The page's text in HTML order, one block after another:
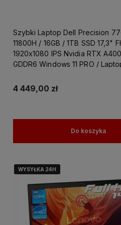
Szybki Laptop Dell Precision
11800H / 16GB / 1TB SSD 17,3"
1920x1080 IPS Nvidia RTX
GDDR6 Windows 11 PRO /
4 449,00 zł
Do koszyka
WYSYŁKA 24H
WYSYŁKA 24H
WYSYŁKA 24H